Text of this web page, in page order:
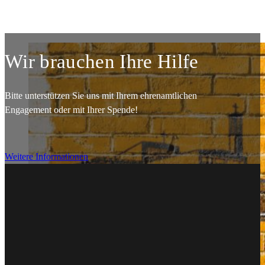
Wir brauchen Ihre Hilfe
Bitte unterstützen Sie uns mit Ihrem ehrenamtlichen
Engagement oder mit Ihrer Spende!
Weitere Informationen